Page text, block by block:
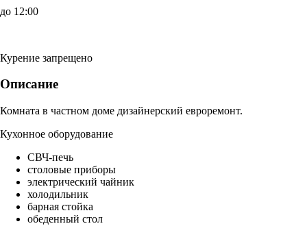
до 12:00
Курение запрещено
Описание
Комната в частном доме дизайнерский евроремонт.
Кухонное оборудование
СВЧ-печь
столовые приборы
электрический чайник
холодильник
барная стойка
обеденный стол